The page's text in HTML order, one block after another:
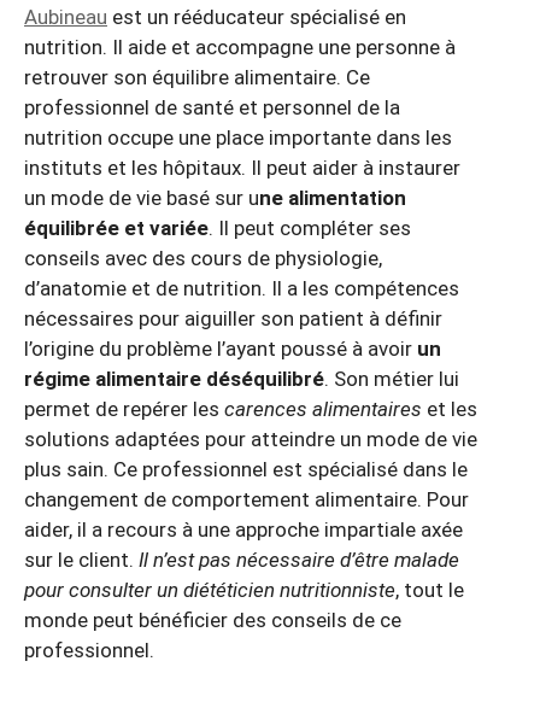
Aubineau est un rééducateur spécialisé en
nutrition. Il aide et accompagne une personne à
retrouver son équilibre alimentaire. Ce
professionnel de santé et personnel de la
nutrition occupe une place importante dans les
instituts et les hôpitaux. Il peut aider à instaurer
un mode de vie basé sur une alimentation
équilibrée et variée. Il peut compléter ses
conseils avec des cours de physiologie,
d’anatomie et de nutrition. Il a les compétences
nécessaires pour aiguiller son patient à définir
l’origine du problème l’ayant poussé à avoir un
régime alimentaire déséquilibré. Son métier lui
permet de repérer les carences alimentaires et les
solutions adaptées pour atteindre un mode de vie
plus sain. Ce professionnel est spécialisé dans le
changement de comportement alimentaire. Pour
aider, il a recours à une approche impartiale axée
sur le client. Il n’est pas nécessaire d’être malade
pour consulter un diététicien nutritionniste, tout le
monde peut bénéficier des conseils de ce
professionnel.